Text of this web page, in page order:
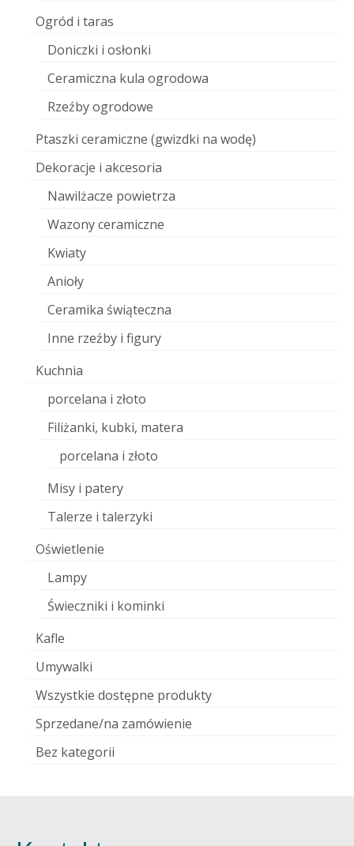
Ogród i taras
Doniczki i osłonki
Ceramiczna kula ogrodowa
Rzeźby ogrodowe
Ptaszki ceramiczne (gwizdki na wodę)
Dekoracje i akcesoria
Nawilżacze powietrza
Wazony ceramiczne
Kwiaty
Anioły
Ceramika świąteczna
Inne rzeźby i figury
Kuchnia
porcelana i złoto
Filiżanki, kubki, matera
porcelana i złoto
Misy i patery
Talerze i talerzyki
Oświetlenie
Lampy
Świeczniki i kominki
Kafle
Umywalki
Wszystkie dostępne produkty
Sprzedane/na zamówienie
Bez kategorii